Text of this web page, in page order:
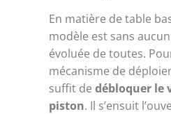
En matière de table
modèle est sans
évoluée de toutes.
mécanisme de
suffit de débloquer le
piston. Il s’ensuit